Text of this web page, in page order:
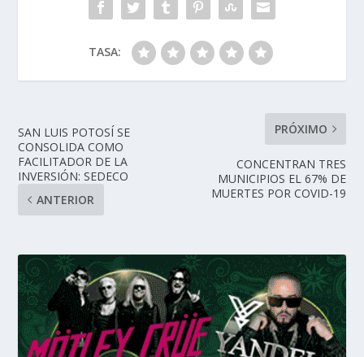
TASA:
SAN LUIS POTOSÍ SE
CONSOLIDA COMO
FACILITADOR DE LA
INVERSIÓN: SEDECO
ANTERIOR
PRÓXIMO
CONCENTRAN TRES
MUNICIPIOS EL 67% DE
MUERTES POR COVID-19